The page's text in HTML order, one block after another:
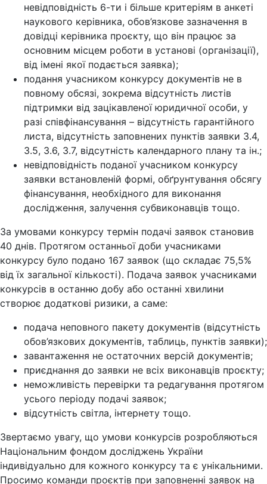
невідповідність 6-ти і більше критеріям в анкеті
наукового керівника, обов’язкове зазначення в
довідці керівника проєкту, що він працює за
основним місцем роботи в установі (організації),
від імені якої подається заявка);
подання учасником конкурсу документів не в
повному обсязі, зокрема відсутність листів
підтримки від зацікавленої юридичної особи, у
разі співфінансування – відсутність гарантійного
листа, відсутність заповнених пунктів заявки 3.4,
3.5, 3.6, 3.7, відсутність календарного плану та ін.;
невідповідність поданої учасником конкурсу
заявки встановленій формі, обґрунтування обсягу
фінансування, необхідного для виконання
дослідження, залучення субвиконавців тощо.
За умовами конкурсу термін подачі заявок становив
40 днів. Протягом останньої доби учасниками
конкурсу було подано 167 заявок (що складає 75,5%
від їх загальної кількості). Подача заявок учасниками
конкурсів в останню добу або останні хвилини
створює додаткові ризики, а саме:
подача неповного пакету документів (відсутність
обов’язкових документів, таблиць, пунктів заявки);
завантаження не остаточних версій документів;
приєднання до заявки не всіх виконавців проєкту;
неможливість перевірки та редагування протягом
усього періоду подачі заявок;
відсутність світла, інтернету тощо.
Звертаємо увагу, що умови конкурсів розробляються
Національним фондом досліджень України
індивідуально для кожного конкурсу та є унікальними.
Просимо команди проєктів при заповненні заявок на